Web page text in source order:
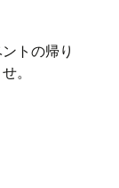
トの帰り
。